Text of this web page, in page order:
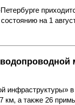
на 1
инфраструктуры»
км, а также 26